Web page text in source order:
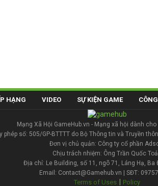
HẠNG VIDEO SỰ KIỆN GAME
Mạng Xã Hội GameHub.vn - Mạng xã hội dành
phép số: 505/GP-BTTTT do Bộ Thông tin và Truyền
Đơn vị chủ quản: Công ty cổ phần
Chịu trách nhiệm: Ông Trần Quốc
Địa chỉ: Le Building, số 11, ngõ 71, Láng Hạ, Ba
Email: Contact@Gamehub.vn | SĐT:
Terms of Uses | Policy